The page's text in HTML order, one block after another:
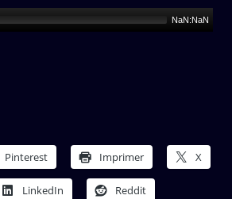
NaN:NaN
Pinterest Imprimer X
LinkedIn Reddit